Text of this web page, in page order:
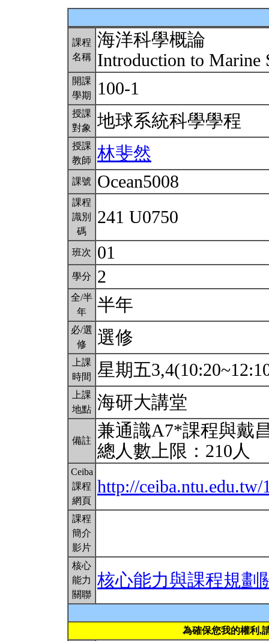
課程
名稱
海洋科學概論
Introduction to Marine
開課
學期
100-1
授課
對象
地球系統科學學程
授課
教師
林斐然
課號 Ocean5008
課程
識別
碼
241 U0750
班次 01
學分 2
全/半
年
半年
必/選
修
選修
上課
時間
星期五
上課
地點 海研大講堂
備註
兼通識A7*課程與戴
總人數上限：210人
Ceiba
課程
網頁
http://ceiba.ntu.edu.tw/
課程
簡介
影片
核心
能力
關聯
核心能力與課程規劃
為確保您我的權利,